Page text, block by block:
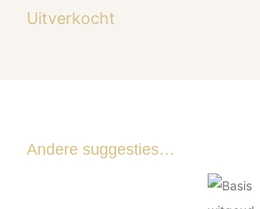
Uitverkocht
Andere suggesties…